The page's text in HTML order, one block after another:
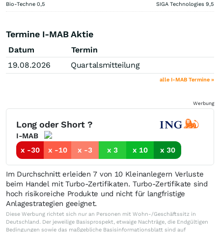
Bio-Techne 0,5 SIGA Technologies 9,5
Termine I-MAB Aktie
Datum
Termin
19.08.2026
Quartalsmitteilung
alle I-MAB Termine »
Werbung
Long oder Short ?
I-MAB
x -30
x -10 x -3 x 3 x 10 x 30
Im Durchschnitt erleiden 7 von 10 Kleinanlegern Verluste
beim Handel mit Turbo-Zertifikaten. Turbo-Zertifikate sind
hoch risikoreiche Produkte und nicht für langfristige
Anlagestrategien geeignet.
Diese Werbung richtet sich nur an Personen mit Wohn-/Geschäftssitz in
Deutschland. Der jeweilige Basisprospekt, etwaige Nachträge, die Endgültigen
Bedingungen sowie das maßgebliche Basisinformationsblatt sind auf